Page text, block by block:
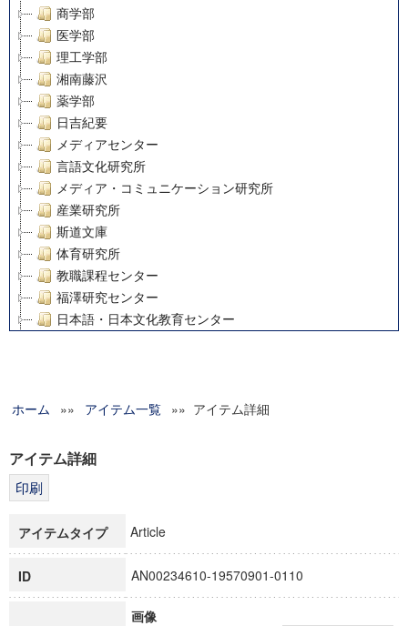
商学部
医学部
理工学部
湘南藤沢
薬学部
日吉紀要
メディアセンター
言語文化研究所
メディア・コミュニケーション研究所
産業研究所
斯道文庫
体育研究所
教職課程センター
福澤研究センター
日本語・日本文化教育センター
グローバルリサーチインスティテュート
科学研究費補助金研究成果報告書
博士課程教育リーディングプログラム「超成熟社会発展のサ
ホーム »» アイテム一覧 »» アイテム詳細
アイテム詳細
アイテムタイプ Article
ID AN00234610-19570901-0110
画像